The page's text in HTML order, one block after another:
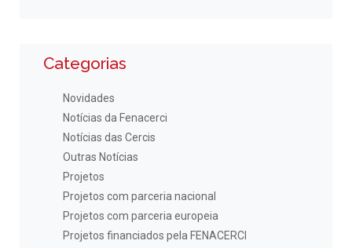
Categorias
Novidades
Notícias da Fenacerci
Notícias das Cercis
Outras Notícias
Projetos
Projetos com parceria nacional
Projetos com parceria europeia
Projetos financiados pela FENACERCI